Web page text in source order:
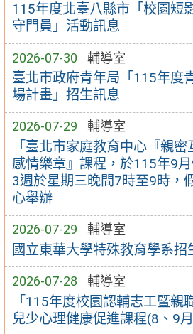
115年度北臺八縣市「校園短
守門員」活動訊息
2026-07-30 輔導室
臺北市政府青年局「115年度
場計畫」招生訊息
2026-07-29 輔導室
「臺北市家庭教育中心『親
感情樂章』課程，於115年9
3週於星期三晚間7時至9時，
心舉辦
2026-07-29 輔導室
國立東華大學特殊教育學系招
2026-07-28 輔導室
「115年度校園認輔志工暨親
兒少心理健康促進課程(8、9月